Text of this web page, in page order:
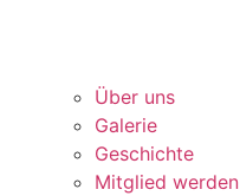
Über uns
Galerie
Geschichte
Mitglied werden